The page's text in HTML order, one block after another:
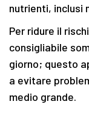
nutrienti, inclusi
Per ridure il
consigliabile
giorno; questo
a evitare
medio grande.